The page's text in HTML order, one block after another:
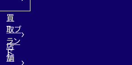
買
取ブ
ラン
ド
店
舗